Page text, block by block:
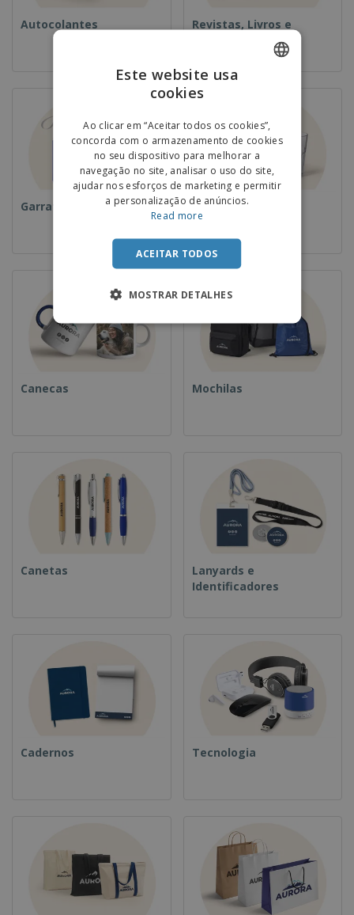
Autocolantes
Revistas, Livros e
Garrafas Copos
Canecas Mochilas
Canetas
Lanyards e
Identificadores
Cadernos Tecnologia
SPANISH
Este website usa
cookies
Ao clicar em “Aceitar todos os cookies”,
concorda com o armazenamento de cookies
no seu dispositivo para melhorar a
navegação no site, analisar o uso do site,
ajudar nos esforços de marketing e permitir
a personalização de anúncios.
Read more
ACEITAR TODOS
MOSTRAR DETALHES